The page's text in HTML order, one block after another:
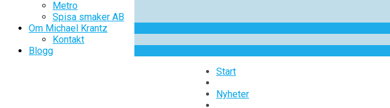
Metro
Spisa smaker AB
Om Michael Krantz
Kontakt
Blogg
Metro
Spisa smaker AB
Om Michael Krantz
Kontakt
Blogg
Start
Nyheter